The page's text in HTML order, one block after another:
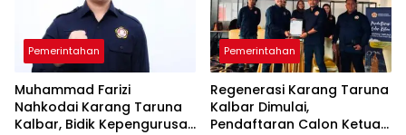
Pemerintahan
Muhammad Farizi
Nahkodai Karang Taruna
Kalbar, Bidik Kepengurusan
Pemerintahan
Regenerasi Karang Taruna
Kalbar Dimulai,
Pendaftaran Calon Ketua